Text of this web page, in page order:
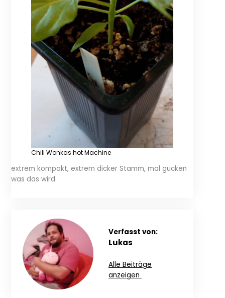
Chili Wonkas hot Machine
extrem kompakt, extrem dicker Stamm, mal gucken
was das wird.
Verfasst von:
Lukas
Alle Beiträge
anzeigen